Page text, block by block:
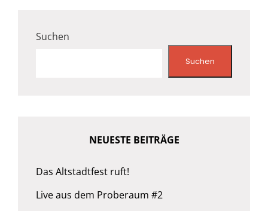
Suchen
Suchen
NEUESTE BEITRÄGE
Das Altstadtfest ruft!
Live aus dem Proberaum #2